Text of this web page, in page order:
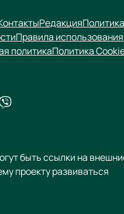
РедакцияПолитика
Правила использования
политикаПолитика
быть ссылки на
проекту развиваться